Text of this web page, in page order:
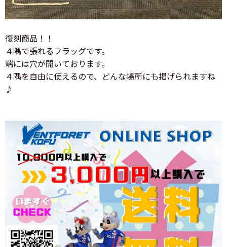
復刻商品！！
４隅で張れるフラッグです。
端には穴が開いております。
４隅を自由に使えるので、どんな場所にも掲げられますね
♪